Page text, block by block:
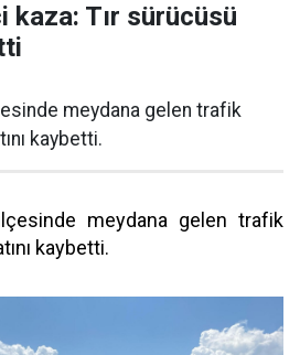
kaza: Tır sürücüsü
meydana gelen trafik
kaybetti.
meydana gelen trafik
kaybetti.